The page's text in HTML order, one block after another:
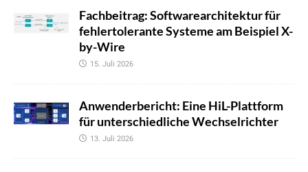
Fachbeitrag: Softwarearchitektur für
fehlertolerante Systeme am Beispiel X-
by-Wire
15. Juli 2026
Anwenderbericht: Eine HiL-Plattform
für unterschiedliche Wechselrichter
13. Juli 2026